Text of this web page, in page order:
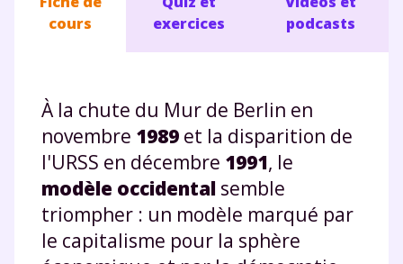
cours
exercices
podcasts
À la chute du Mur de Berlin en
novembre 1989 et la disparition de
l'URSS en décembre 1991, le
modèle occidental semble
triompher : un modèle marqué par
le capitalisme pour la sphère